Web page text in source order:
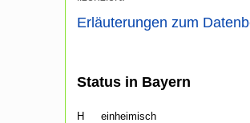
Erläuterungen zum
Status in Bayern
H einheimisch